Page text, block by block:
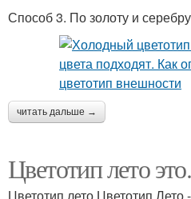
Способ 3. По золоту и серебру
читать дальше →
Цветотип лето
Цветотип лето Цветотип